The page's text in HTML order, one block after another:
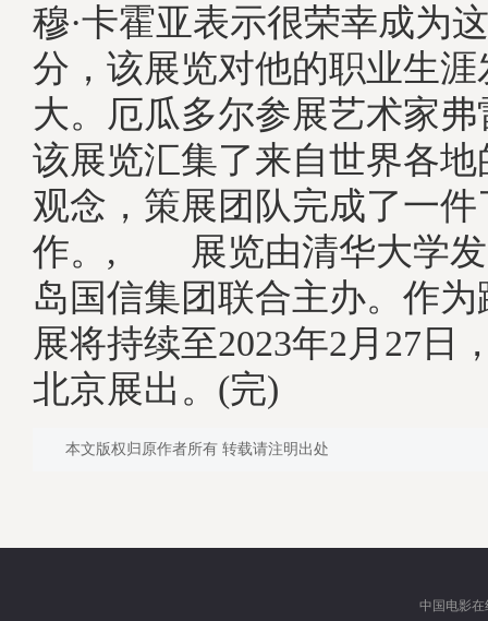
穆·卡霍亚表示很荣幸成为
分，该展览对他的职业生
大。厄瓜多尔参展艺术家弗
该展览汇集了来自世界各
观念，策展团队完成了一
作。, 展览由清华大学发
岛国信集团联合主办。作
展将持续至2023年2月27日
北京展出。(完)
本文版权归原作者所有 转载请注明出处
中国电影在